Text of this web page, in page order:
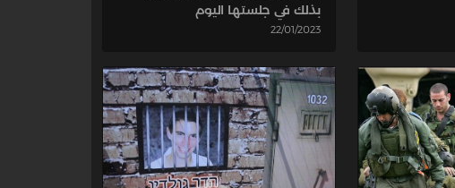
بذلك في جلستها اليوم
22/01/2023